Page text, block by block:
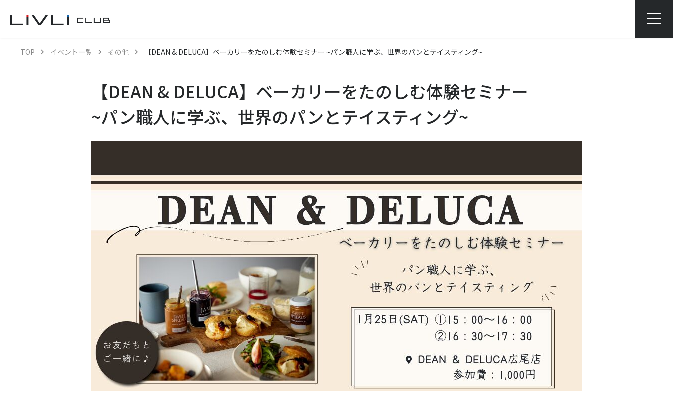
TOP イベント一覧 その他 【DEAN & DELUCA】ベーカリーをたのしむ体験セミナー ~パン職人に学ぶ、世界のパンとテイスティング~
【DEAN & DELUCA】ベーカリーをたのしむ体験セミナー
~パン職人に学ぶ、世界のパンとテイスティング~